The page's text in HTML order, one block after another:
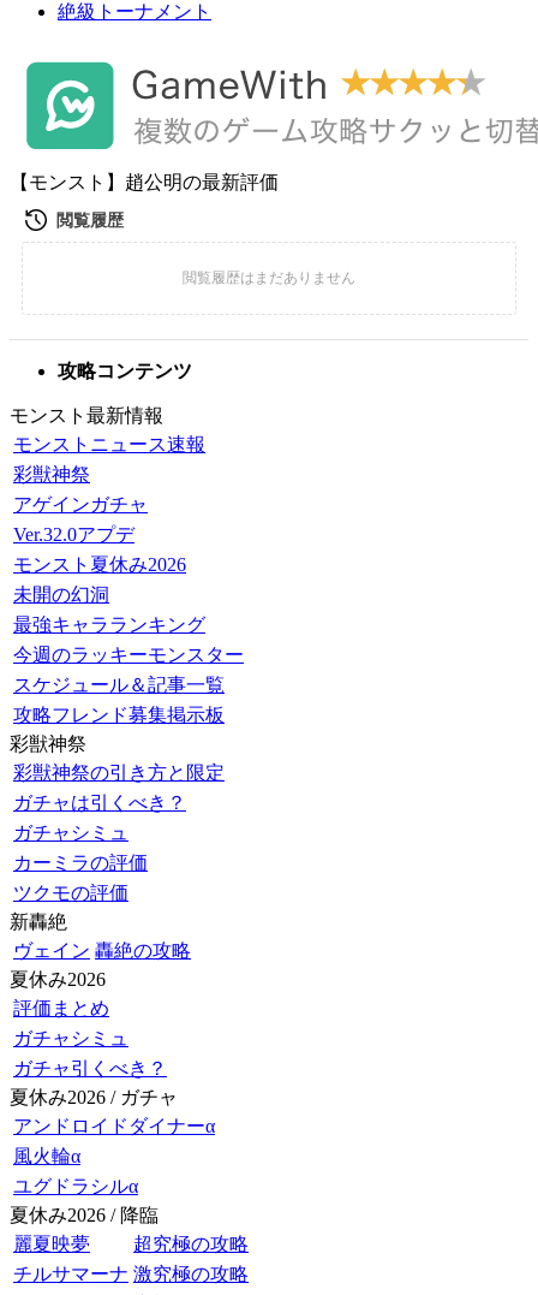
絶級トーナメント
【モンスト】趙公明の最新評価
攻略コンテンツ
モンスト最新情報
モンストニュース速報
彩獣神祭
アゲインガチャ
Ver.32.0アプデ
モンスト夏休み2026
未開の幻洞
最強キャラランキング
今週のラッキーモンスター
スケジュール＆記事一覧
攻略フレンド募集掲示板
彩獣神祭
彩獣神祭の引き方と限定
ガチャは引くべき？
ガチャシミュ
カーミラの評価
ツクモの評価
新轟絶
ヴェイン 轟絶の攻略
夏休み2026
評価まとめ
ガチャシミュ
ガチャ引くべき？
夏休み2026 / ガチャ
アンドロイドダイナーα
風火輪α
ユグドラシルα
夏休み2026 / 降臨
麗夏映夢
超究極の攻略
チルサマーナ 激究極の攻略